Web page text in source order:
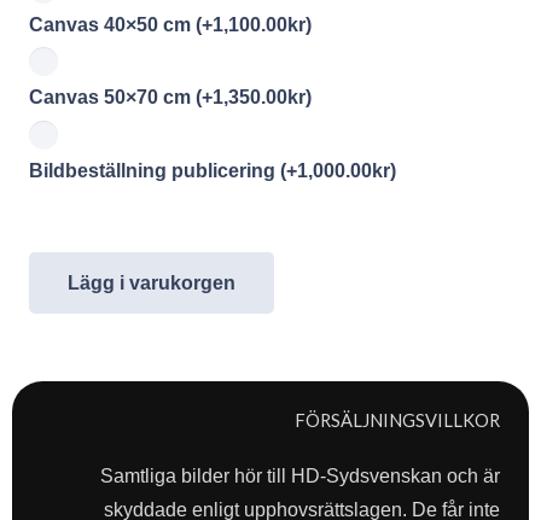
Canvas 40×50 cm (+1,100.00kr)
Canvas 50×70 cm (+1,350.00kr)
Bildbeställning publicering (+1,000.00kr)
Lägg i varukorgen
FÖRSÄLJNINGSVILLKOR
Samtliga bilder hör till HD-Sydsvenskan och är
skyddade enligt upphovsrättslagen. De får inte